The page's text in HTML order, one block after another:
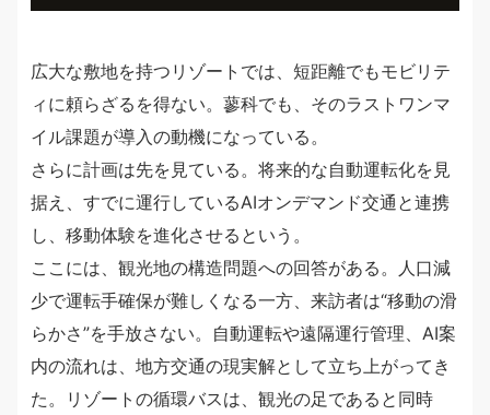
広大な敷地を持つリゾートでは、短距離でもモビリテ
ィに頼らざるを得ない。蓼科でも、そのラストワンマ
イル課題が導入の動機になっている。
さらに計画は先を見ている。将来的な自動運転化を見
据え、すでに運行しているAIオンデマンド交通と連携
し、移動体験を進化させるという。
ここには、観光地の構造問題への回答がある。人口減
少で運転手確保が難しくなる一方、来訪者は“移動の滑
らかさ”を手放さない。自動運転や遠隔運行管理、AI案
内の流れは、地方交通の現実解として立ち上がってき
た。リゾートの循環バスは、観光の足であると同時